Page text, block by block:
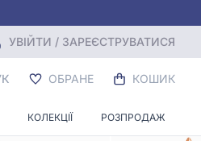
УВІЙТИ / ЗАРЕЄСТРУВАТИСЯ
ОБРАНЕ КОШИК
КОЛЕКЦІЇ РОЗПРОДАЖ